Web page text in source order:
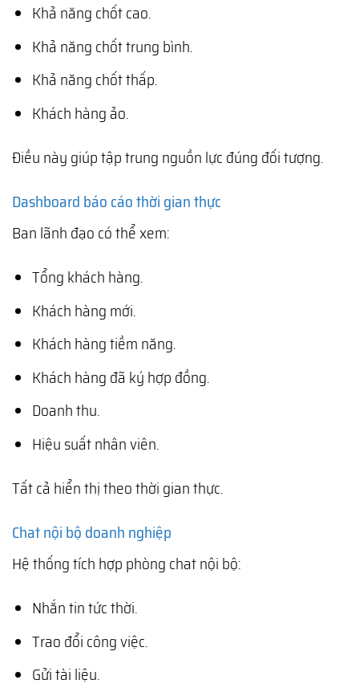
Khả năng chốt cao.
Khả năng chốt trung bình.
Khả năng chốt thấp.
Khách hàng ảo.
Điều này giúp tập trung nguồn lực đúng đối tượng.
Dashboard báo cáo thời gian thực
Ban lãnh đạo có thể xem:
Tổng khách hàng.
Khách hàng mới.
Khách hàng tiềm năng.
Khách hàng đã ký hợp đồng.
Doanh thu.
Hiệu suất nhân viên.
Tất cả hiển thị theo thời gian thực.
Chat nội bộ doanh nghiệp
Hệ thống tích hợp phòng chat nội bộ:
Nhắn tin tức thời.
Trao đổi công việc.
Gửi tài liệu.